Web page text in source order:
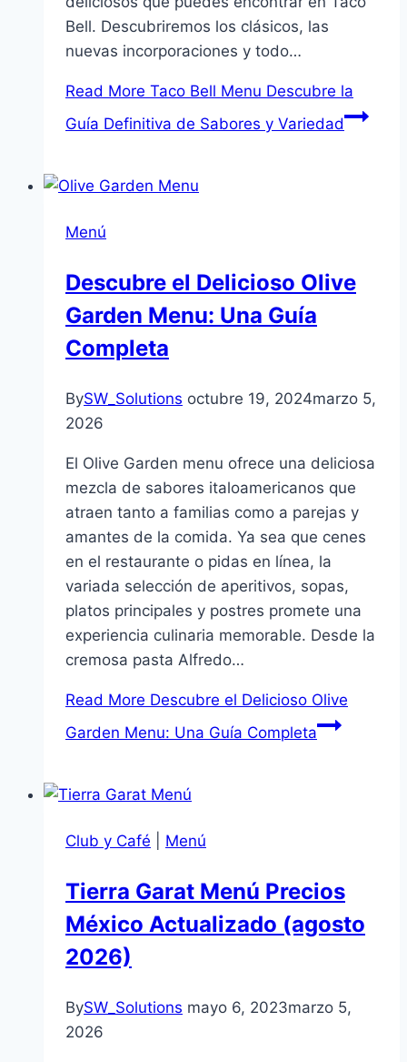
Bell. Descubriremos los clásicos, las
nuevas incorporaciones y todo…
Read More Taco Bell Menu Descubre la
Guía Definitiva de Sabores y Variedad
Menú
Descubre el Delicioso Olive
Garden Menu: Una Guía
Completa
BySW_Solutions octubre 19, 2024marzo 5,
2026
El Olive Garden menu ofrece una deliciosa
mezcla de sabores italoamericanos que
atraen tanto a familias como a parejas y
amantes de la comida. Ya sea que cenes
en el restaurante o pidas en línea, la
variada selección de aperitivos, sopas,
platos principales y postres promete una
experiencia culinaria memorable. Desde la
cremosa pasta Alfredo…
Read More Descubre el Delicioso Olive
Garden Menu: Una Guía Completa
Club y Café Menú
Tierra Garat Menú Precios
México Actualizado (agosto
2026)
BySW_Solutions mayo 6, 2023marzo 5,
2026